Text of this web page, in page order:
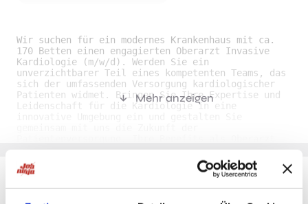
Wir suchen für ein modernes Krankenhaus mit ca.
170 Betten einen engagierten Oberarzt Invasive
Kardiologie (m/w/d). Werden Sie ein
unverzichtbarer Teil eines kompetenten Teams, das
sich der umfassenden Versorgung kardiologischer
Patienten widmet. Bringen Sie Ihre Expertise und
Leidenschaft für die Kardiologie in eine
Invasive Kardiologie (m/w/d) im Raum Lübeck•
Vielfältige Aufgaben: Interessante
Herausforderungen mit viel Raum für
Mehr anzeigen